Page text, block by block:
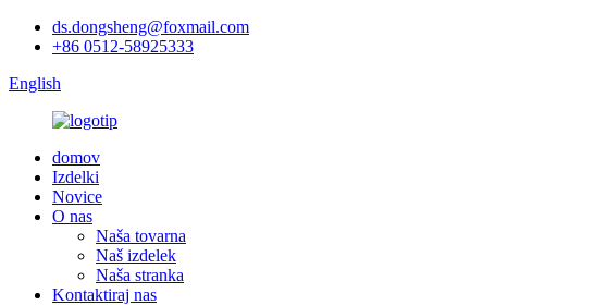
ds.dongsheng@foxmail.com
+86 0512-58925333
English
domov
Izdelki
Novice
O nas
Naša tovarna
Naš izdelek
Naša stranka
Kontaktiraj nas